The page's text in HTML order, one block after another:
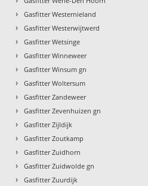
› Gasfitter Westernieland
› Gasfitter Westerwijtwerd
› Gasfitter Wetsinge
› Gasfitter Winneweer
› Gasfitter Winsum gn
› Gasfitter Woltersum
› Gasfitter Zandeweer
› Gasfitter Zevenhuizen gn
› Gasfitter Zijldijk
› Gasfitter Zoutkamp
› Gasfitter Zuidhorn
› Gasfitter Zuidwolde gn
› Gasfitter Zuurdijk